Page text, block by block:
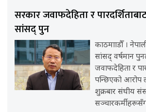
सरकार जवाफदेहिता र
सांसद् पुन
काठमााडौँ ।
सांसद् वर्षमान
जवाफदेहिता र
पन्छिएको आरोप
शुक्रबार संघीय